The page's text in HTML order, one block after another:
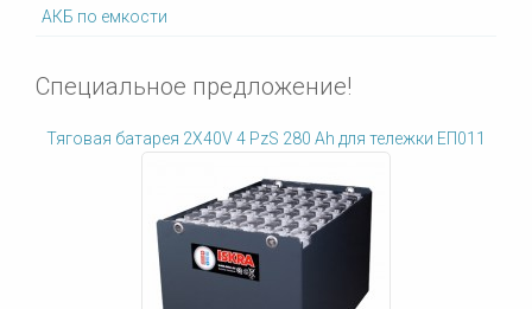
АКБ по емкости
Специальное предложение!
Тяговая батарея 2X40V 4 PzS 280 Ah для тележки ЕП011